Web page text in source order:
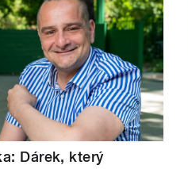
Dárek, který